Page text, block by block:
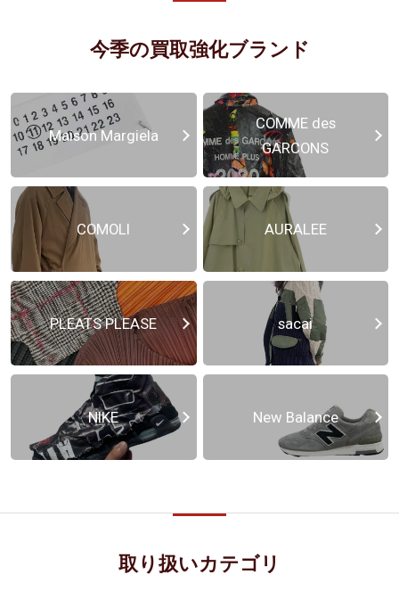
今季の買取強化ブランド
Maison Margiela
COMME des
GARCONS
COMOLI AURALEE
PLEATS PLEASE sacai
NIKE New Balance
取り扱いカテゴリ